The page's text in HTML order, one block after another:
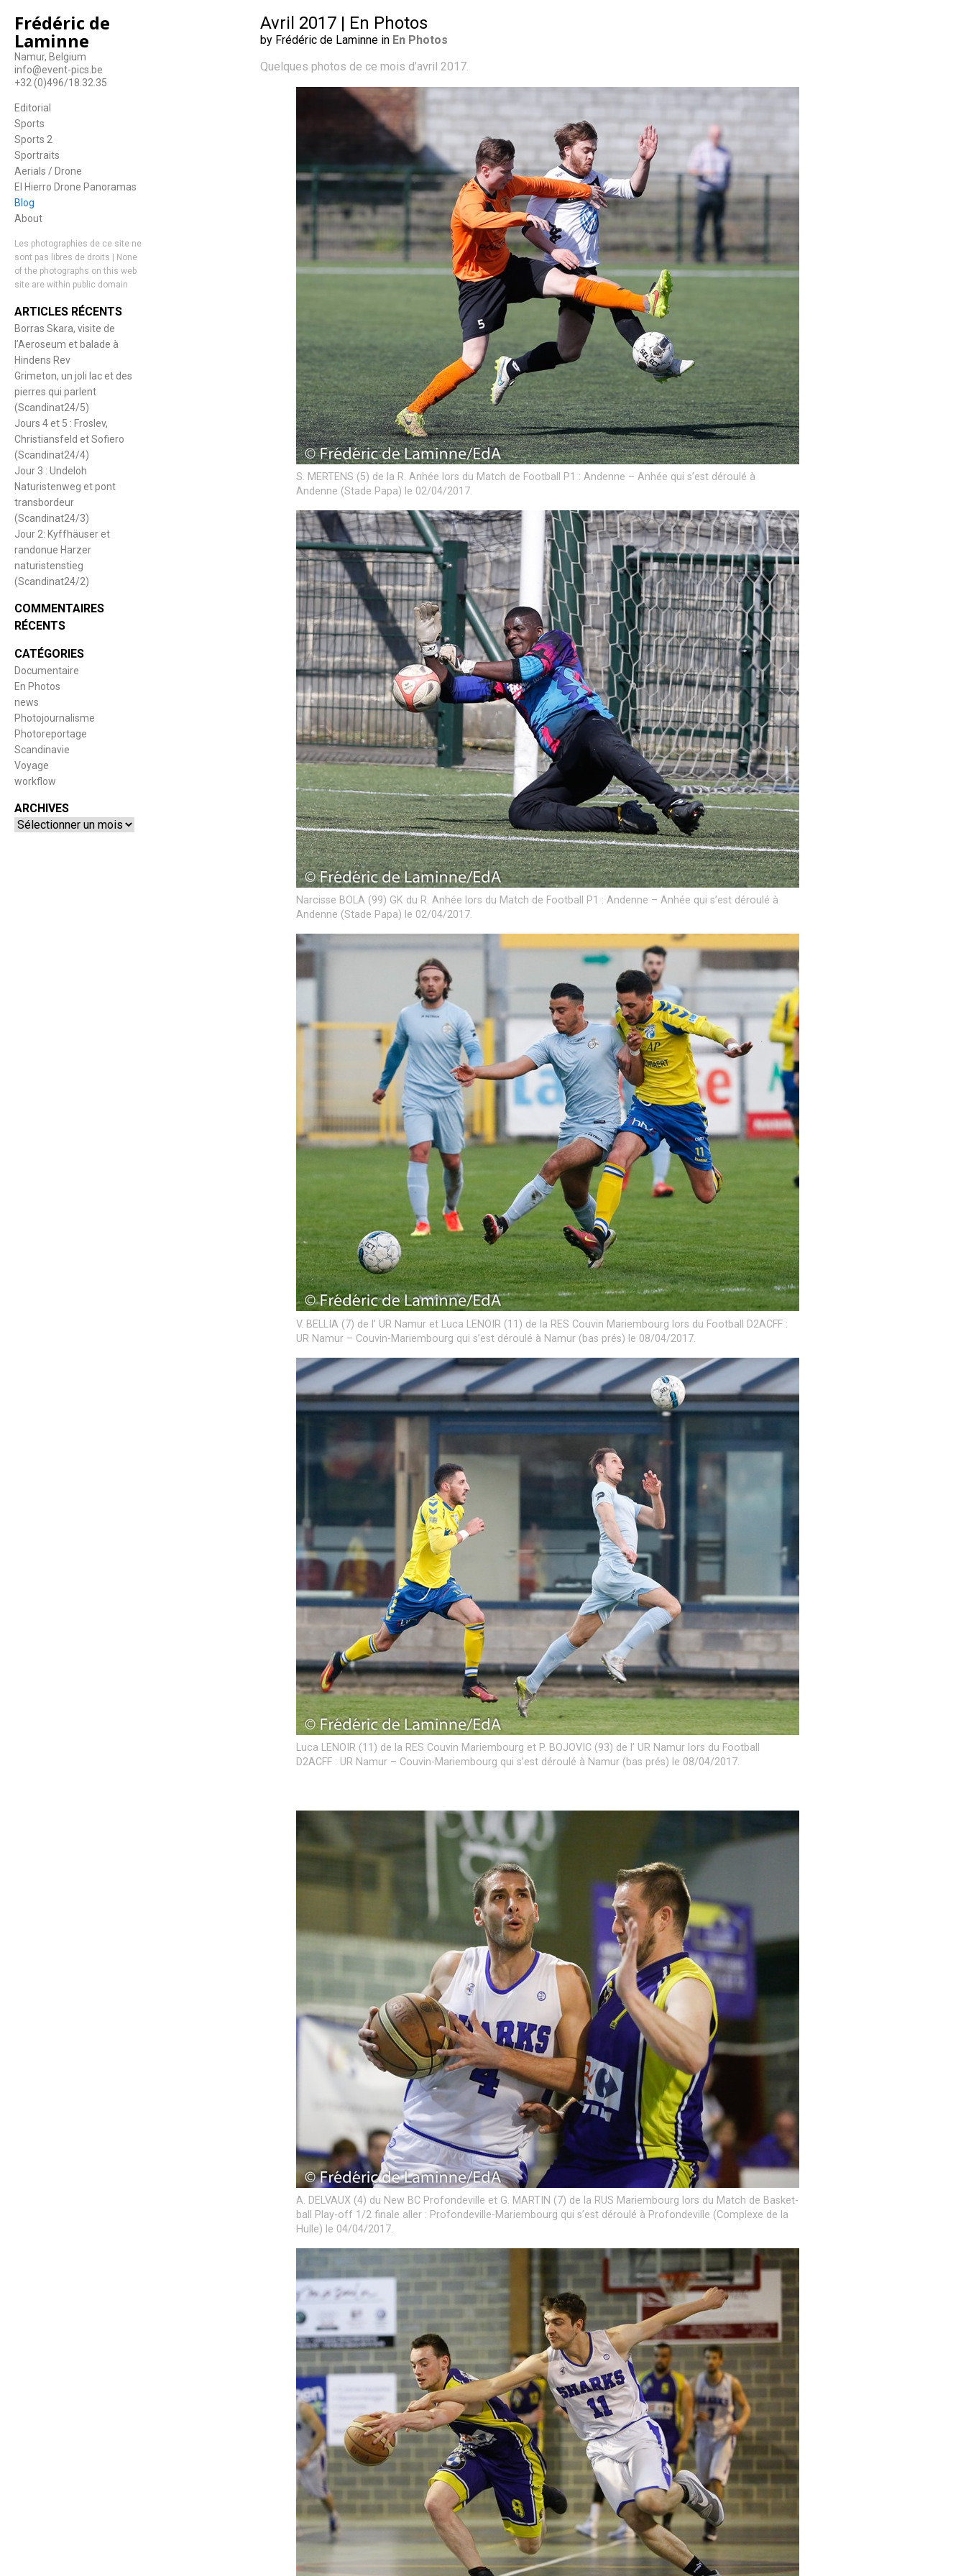
Frédéric de
Laminne
Namur, Belgium
info@event-pics.be
+32 (0)496/18.32.35
Editorial
Sports
Sports 2
Sportraits
Aerials / Drone
El Hierro Drone Panoramas
Blog
About
Les photographies de ce site ne
sont pas libres de droits | None
of the photographs on this web
site are within public domain
ARTICLES RÉCENTS
Borras Skara, visite de
l’Aeroseum et balade à
Hindens Rev
Grimeton, un joli lac et des
pierres qui parlent
(Scandinat24/5)
Jours 4 et 5 : Froslev,
Christiansfeld et Sofiero
(Scandinat24/4)
Jour 3 : Undeloh
Naturistenweg et pont
transbordeur
(Scandinat24/3)
Jour 2: Kyffhäuser et
randonue Harzer
naturistenstieg
(Scandinat24/2)
COMMENTAIRES
RÉCENTS
CATÉGORIES
Documentaire
En Photos
news
Photojournalisme
Photoreportage
Scandinavie
Voyage
workflow
ARCHIVES
Archives
Avril 2017 | En Photos
by Frédéric de Laminne in En Photos
Quelques photos de ce mois d’avril 2017.
S. MERTENS (5) de la R. Anhée lors du Match de Football P1 : Andenne – Anhée qui s’est déroulé à
Andenne (Stade Papa) le 02/04/2017.
Narcisse BOLA (99) GK du R. Anhée lors du Match de Football P1 : Andenne – Anhée qui s’est déroulé à
Andenne (Stade Papa) le 02/04/2017.
V. BELLIA (7) de l’ UR Namur et Luca LENOIR (11) de la RES Couvin Mariembourg lors du Football D2ACFF :
UR Namur – Couvin-Mariembourg qui s’est déroulé à Namur (bas prés) le 08/04/2017.
Luca LENOIR (11) de la RES Couvin Mariembourg et P. BOJOVIC (93) de l’ UR Namur lors du Football
D2ACFF : UR Namur – Couvin-Mariembourg qui s’est déroulé à Namur (bas prés) le 08/04/2017.
A. DELVAUX (4) du New BC Profondeville et G. MARTIN (7) de la RUS Mariembourg lors du Match de Basket-
ball Play-off 1/2 finale aller : Profondeville-Mariembourg qui s’est déroulé à Profondeville (Complexe de la
Hulle) le 04/04/2017.